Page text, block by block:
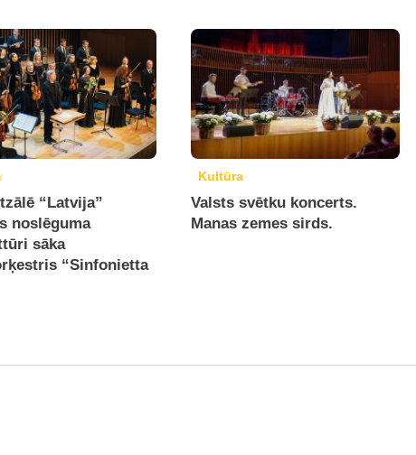
“Latvija”
noslēguma
sāka
“Sinfonietta
Kultūra
Valsts svētku koncerts.
Manas zemes sirds.